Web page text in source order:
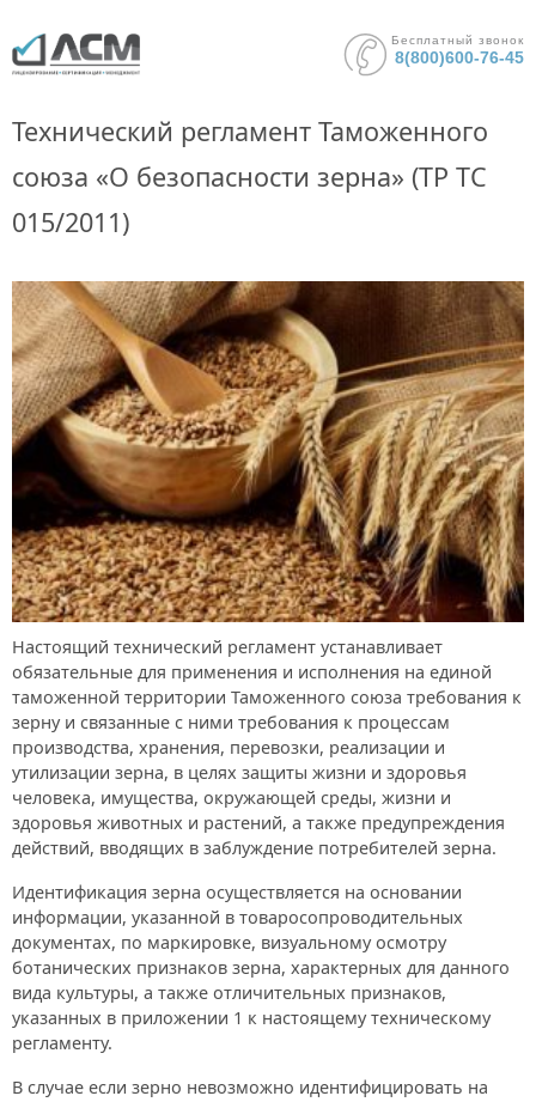
Бесплатный звонок
8(800)600-76-45
Технический регламент Таможенного
союза «О безопасности зерна» (ТР ТС
015/2011)
Настоящий технический регламент устанавливает
обязательные для применения и исполнения на единой
таможенной территории Таможенного союза требования к
зерну и связанные с ними требования к процессам
производства, хранения, перевозки, реализации и
утилизации зерна, в целях защиты жизни и здоровья
человека, имущества, окружающей среды, жизни и
здоровья животных и растений, а также предупреждения
действий, вводящих в заблуждение потребителей зерна.
Идентификация зерна осуществляется на основании
информации, указанной в товаросопроводительных
документах, по маркировке, визуальному осмотру
ботанических признаков зерна, характерных для данного
вида культуры, а также отличительных признаков,
указанных в приложении 1 к настоящему техническому
регламенту.
В случае если зерно невозможно идентифицировать на